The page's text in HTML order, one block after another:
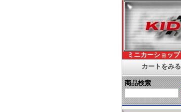
ミニカーショッ
カートをみる
商品検索